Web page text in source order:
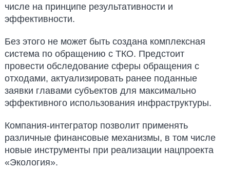
числе на принципе результативности и
эффективности.
Без этого не может быть создана комплексная
система по обращению с ТКО. Предстоит
провести обследование сферы обращения с
отходами, актуализировать ранее поданные
заявки главами субъектов для максимально
эффективного использования инфраструктуры.
Компания-интегратор позволит применять
различные финансовые механизмы, в том числе
новые инструменты при реализации нацпроекта
«Экология».